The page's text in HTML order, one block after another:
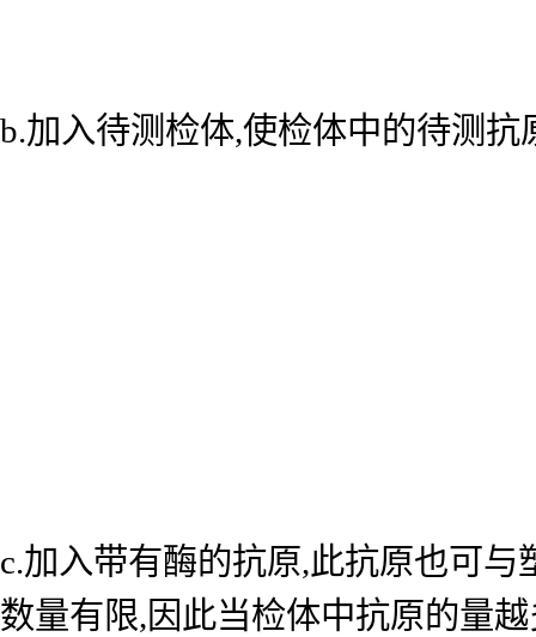
b.加入待测检体,使检体中的待测
c.加入带有酶的抗原,此抗原也可
数量有限,因此当检体中抗原的量